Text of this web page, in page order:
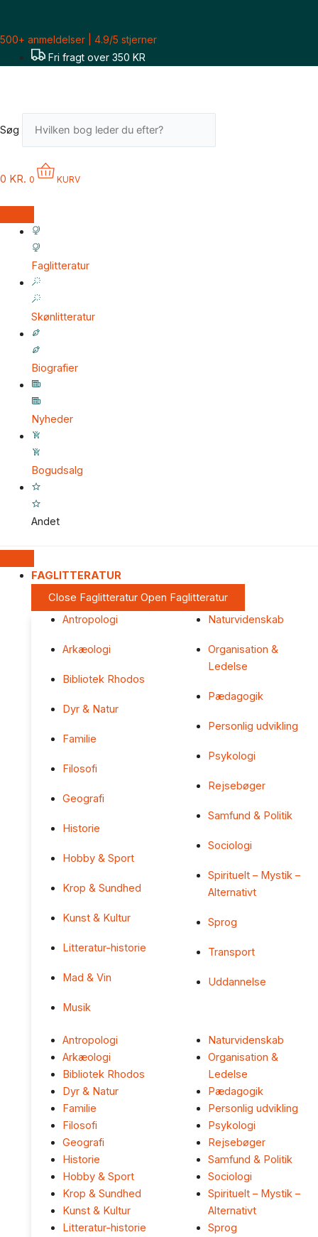
indholdet
500+ anmeldelser | 4.9/5 stjerner
Fri fragt over 350 KR
Søg
0 KR. 0 KURV
Faglitteratur
Skønlitteratur
Biografier
Nyheder
Bogudsalg
Andet
FAGLITTERATUR
Close Faglitteratur Open Faglitteratur
Antropologi
Arkæologi
Bibliotek Rhodos
Dyr & Natur
Familie
Filosofi
Geografi
Historie
Hobby & Sport
Krop & Sundhed
Kunst & Kultur
Litteratur-historie
Mad & Vin
Musik
Naturvidenskab
Organisation &
Ledelse
Pædagogik
Personlig udvikling
Psykologi
Rejsebøger
Samfund & Politik
Sociologi
Spirituelt – Mystik –
Alternativt
Sprog
Transport
Uddannelse
Antropologi
Arkæologi
Bibliotek Rhodos
Dyr & Natur
Familie
Filosofi
Geografi
Historie
Hobby & Sport
Krop & Sundhed
Kunst & Kultur
Litteratur-historie
Naturvidenskab
Organisation &
Ledelse
Pædagogik
Personlig udvikling
Psykologi
Rejsebøger
Samfund & Politik
Sociologi
Spirituelt – Mystik –
Alternativt
Sprog